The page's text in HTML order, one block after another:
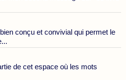
conçu et convivial qui permet le
de cet espace où les mots